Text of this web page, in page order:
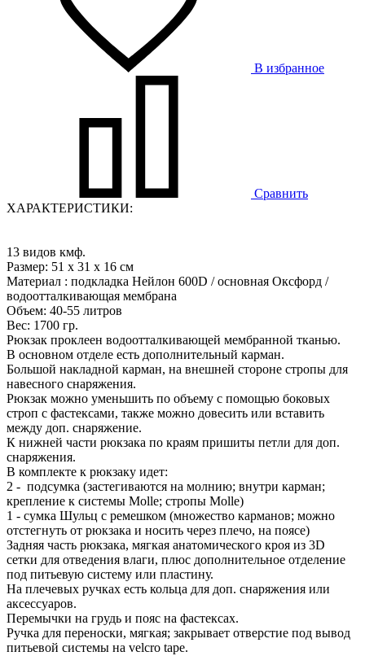
В избранное
Сравнить
ХАРАКТЕРИСТИКИ:
13 видов кмф.
Размер: 51 х 31 х 16 см
Материал : подкладка Нейлон 600D / основная Оксфорд /
водоотталкивающая мембрана
Объем: 40-55 литров
Вес: 1700 гр.
Рюкзак проклеен водоотталкивающей мембранной тканью.
В основном отделе есть дополнительный карман.
Большой накладной карман, на внешней стороне стропы для
навесного снаряжения.
Рюкзак можно уменьшить по объему с помощью боковых
строп с фастексами, также можно довесить или вставить
между доп. снаряжение.
К нижней части рюкзака по краям пришиты петли для доп.
снаряжения.
В комплекте к рюкзаку идет:
2 - подсумка (застегиваются на молнию; внутри карман;
крепление к системы Molle; стропы Molle)
1 - сумка Шульц с ремешком (множество карманов; можно
отстегнуть от рюкзака и носить через плечо, на поясе)
Задняя часть рюкзака, мягкая анатомического кроя из 3D
сетки для отведения влаги, плюс дополнительное отделение
под питьевую систему или пластину.
На плечевых ручках есть кольца для доп. снаряжения или
аксессуаров.
Перемычки на грудь и пояс на фастексах.
Ручка для переноски, мягкая; закрывает отверстие под вывод
питьевой системы на velcro tape.